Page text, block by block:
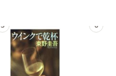
5 6